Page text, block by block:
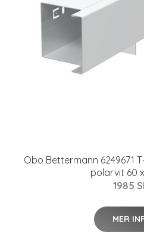
Obo Bettermann 6249671
polarvit 60
1985
MER